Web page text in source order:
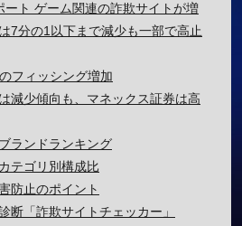
ート ゲーム関連の詐欺サイトが増
7分の1以下まで減少も一部で高止
フィッシング増加
減少傾向も、マネックス証券は高
ランドランキング
テゴリ別構成比
防止のポイント
断「詐欺サイトチェッカー」